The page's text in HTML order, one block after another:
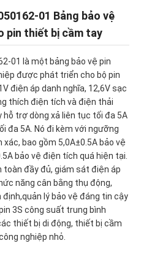
01 Bảng bảo vệ
pin thiết bị cầm tay
01 là một bảng bảo vệ pin
được phát triển cho bộ pin
điện áp danh nghĩa, 12,6V sạc
thích điện tích và điện thải
hỗ trợ dòng xả liên tục tối đa 5A
đa 5A. Nó đi kèm với ngưỡng
bao gồm 5,0A±0.5A bảo vệ
bảo vệ điện tích quá hiện tại.
toàn đầy đủ, giám sát điện áp
năng cân bằng thụ động,
định,quản lý bảo vệ đáng tin cậy
3S công suất trung bình
thiết bị di động, thiết bị cầm
nghiệp nhỏ.